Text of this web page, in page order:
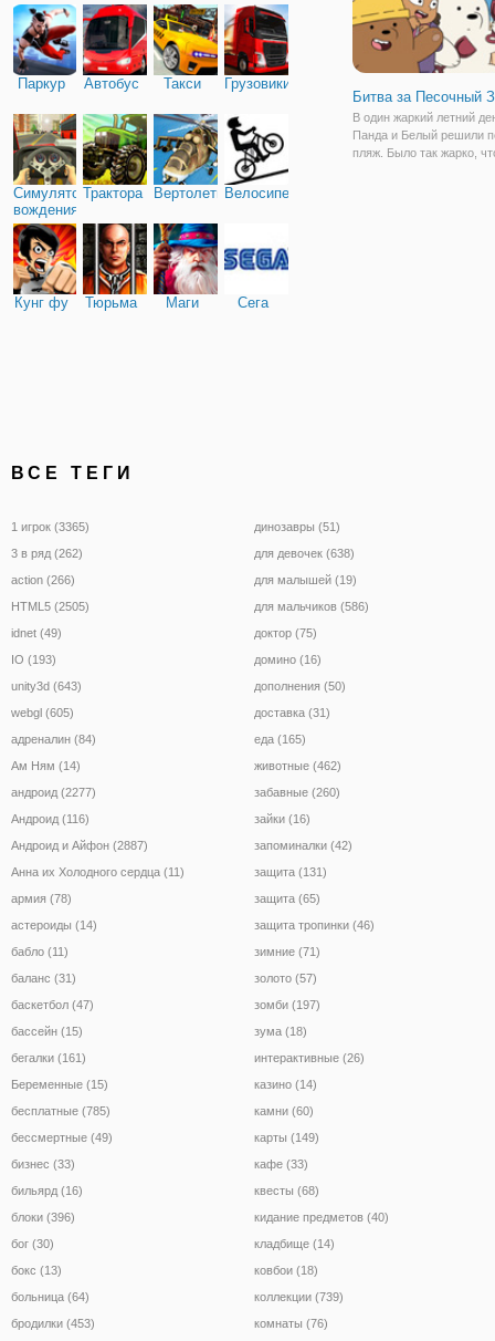
Паркур Автобус Такси Грузовики
Симулятор
вождения
Трактора ВертолетыВелосипед
Кунг фу Тюрьма Маги Сега
Битва за Песочный
В один жаркий летний
Панда и Белый решили
пляж. Было так жарко,
ВСЕ ТЕГИ
1 игрок (3365)
3 в ряд (262)
action (266)
HTML5 (2505)
idnet (49)
IO (193)
unity3d (643)
webgl (605)
адреналин (84)
Ам Ням (14)
андроид (2277)
Андроид (116)
Андроид и Айфон (2887)
Анна их Холодного сердца (11)
армия (78)
астероиды (14)
бабло (11)
баланс (31)
баскетбол (47)
бассейн (15)
бегалки (161)
Беременные (15)
бесплатные (785)
бессмертные (49)
бизнес (33)
бильярд (16)
блоки (396)
бог (30)
бокс (13)
больница (64)
бродилки (453)
динозавры (51)
для девочек (638)
для малышей (19)
для мальчиков (586)
доктор (75)
домино (16)
дополнения (50)
доставка (31)
еда (165)
животные (462)
забавные (260)
зайки (16)
запоминалки (42)
защита (131)
защита (65)
защита тропинки (46)
зимние (71)
золото (57)
зомби (197)
зума (18)
интерактивные (26)
казино (14)
камни (60)
карты (149)
кафе (33)
квесты (68)
кидание предметов (40)
кладбище (14)
ковбои (18)
коллекции (739)
комнаты (76)